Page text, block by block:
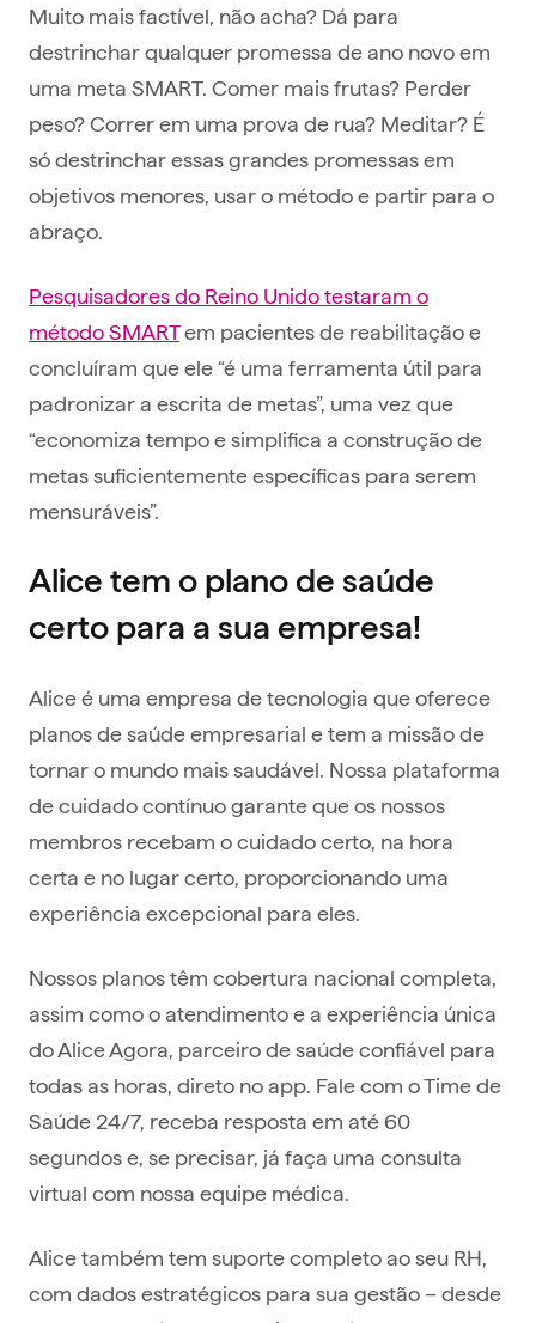
Muito mais factível, não acha? Dá para
destrinchar qualquer promessa de ano novo em
uma meta SMART. Comer mais frutas? Perder
peso? Correr em uma prova de rua? Meditar? É
só destrinchar essas grandes promessas em
objetivos menores, usar o método e partir para o
abraço.
Pesquisadores do Reino Unido testaram o
método SMARTem pacientes de reabilitação e
concluíram que ele “é uma ferramenta útil para
padronizar a escrita de metas”, uma vez que
“economiza tempo e simplifica a construção de
metas suficientemente específicas para serem
mensuráveis”.
Alice tem o plano de saúde
certo para a sua empresa!
Alice é uma empresa de tecnologia que oferece
planos de saúde empresarial e tem a missão de
tornar o mundo mais saudável. Nossa plataforma
de cuidado contínuo garante que os nossos
membros recebam o cuidado certo, na hora
certa e no lugar certo, proporcionando uma
experiência excepcional para eles.
Nossos planos têm cobertura nacional completa,
assim como o atendimento e a experiência única
do Alice Agora, parceiro de saúde confiável para
todas as horas, direto no app. Fale com o Time de
Saúde 24/7, receba resposta em até 60
segundos e, se precisar, já faça uma consulta
virtual com nossa equipe médica.
Alice também tem suporte completo ao seu RH,
com dados estratégicos para sua gestão – desde